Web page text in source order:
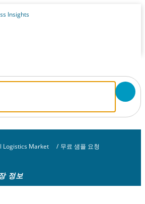
Logistics Market / 무료 샘플 요청
정보